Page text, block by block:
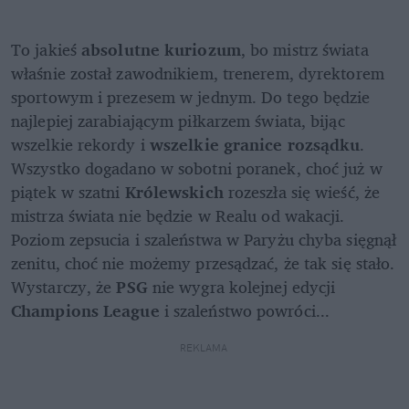
To jakieś absolutne kuriozum, bo mistrz świata
właśnie został zawodnikiem, trenerem, dyrektorem
sportowym i prezesem w jednym. Do tego będzie
najlepiej zarabiającym piłkarzem świata, bijąc
wszelkie rekordy i wszelkie granice rozsądku.
Wszystko dogadano w sobotni poranek, choć już w
piątek w szatni Królewskich rozeszła się wieść, że
mistrza świata nie będzie w Realu od wakacji.
Poziom zepsucia i szaleństwa w Paryżu chyba sięgnął
zenitu, choć nie możemy przesądzać, że tak się stało.
Wystarczy, że PSG
Champions League i szaleństwo powróci...
REKLAMA